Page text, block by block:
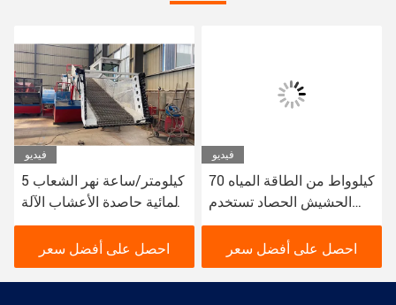
فيديو
5 كيلومتر/ساعة نهر الشعاب
المائية حاصدة الأعشاب الآلة
105kw حاصدة الأعشاب
قارب 10 مكعب
احصل على أفضل سعر
فيديو
70 كيلوواط من الطاقة المياه
الحشيش الحصاد تستخدم
لجمع وتنظيف نهر النباتات
المائية الحصاد
احصل على أفضل سعر